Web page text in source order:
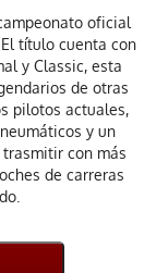
oficial
título cuenta con
y Classic, esta
de otras
pilotos actuales,
y un
con más
de carreras